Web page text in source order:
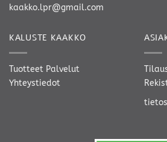
kaakko.lpr@gmail.com
KALUSTE KAAKKO
Tuotteet Palvelut
Yhteystiedot